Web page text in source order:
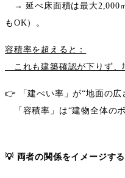
→ 延べ床面積は最大2,000
も OK）。
容積率を超えると：
これも建築確認が下りず、
👉 「建ぺい率」が“地面の広
「容積率」は“建物全体の
💡 両者の関係をイメージする